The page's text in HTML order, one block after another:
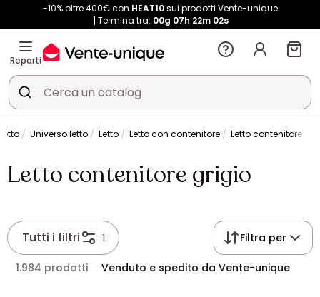
-10% oltre 400€ con HEAT10sui prodotti Vente-unique
Termina tra: 00g 07h 22m 02s
Reparti
Universo letto Letto Letto con contenitore Letto contenitore
Letto contenitore grigio
Tutti i filtri 1 Filtra per
1.984 prodotti Venduto e spedito da Vente-unique